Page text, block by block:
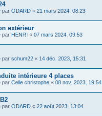
par ODARD « 21 mars 2024, 08:23
extérieur
par HENRI « 07 mars 2024, 09:53
par schum22 « 14 déc. 2023, 15:31
intérieure 4 places
par Celle christophe « 08 nov. 2023, 19:54
par ODARD « 22 août 2023, 13:04